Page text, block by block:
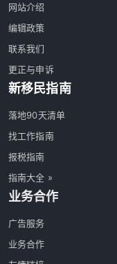
网站介绍
编辑政策
联系我们
更正与申诉
新移民指南
落地90天清单
找工作指南
报税指南
指南大全 »
业务合作
广告服务
业务合作